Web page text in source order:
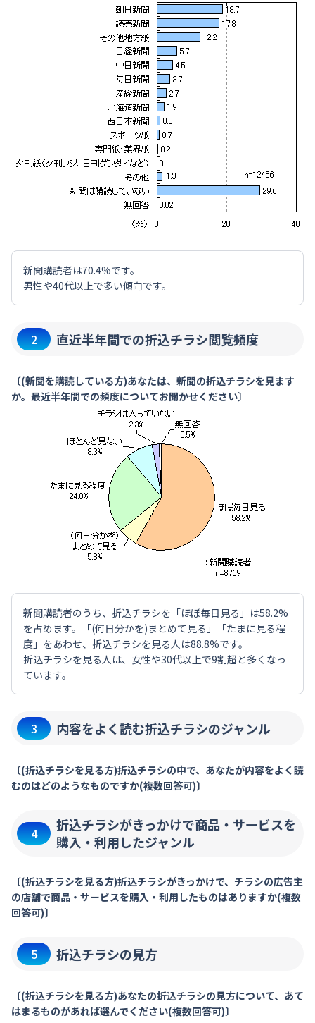
新聞購読者は70.4%です。
男性や40代以上で多い傾向です。
2 直近半年間での折込チラシ閲覧頻度
〔(新聞を購読している方)あなたは、新聞の折込チラシを見ます
か。最近半年間での頻度についてお聞かせください〕
新聞購読者のうち、折込チラシを「ほぼ毎日見る」は58.2%
を占めます。「(何日分かを)まとめて見る」「たまに見る程
度」をあわせ、折込チラシを見る人は88.8%です。
折込チラシを見る人は、女性や30代以上で9割超と多くなっ
ています。
3 内容をよく読む折込チラシのジャンル
〔(折込チラシを見る方)折込チラシの中で、あなたが内容をよく読
むのはどのようなものですか(複数回答可)〕
4
折込チラシがきっかけで商品・サービスを
購入・利用したジャンル
〔(折込チラシを見る方)折込チラシがきっかけで、チラシの広告主
の店舗で商品・サービスを購入・利用したものはありますか(複数
回答可)〕
5 折込チラシの見方
〔(折込チラシを見る方)あなたの折込チラシの見方について、あて
はまるものがあれば選んでください(複数回答可)〕